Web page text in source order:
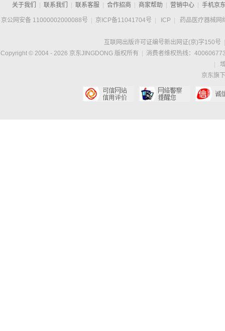
关于我们 联系我们 联系客服 合作招商 商家帮助 营销中心 手机京
京公网安备 11000002000088号 京ICP备11041704号 ICP 药品医疗器械网
互联网出版许可证编号新出网证(京)字150号
Copyright © 2004 - 2026 京东JINGDONG 版权所有
消费者维权热线：
京东旗